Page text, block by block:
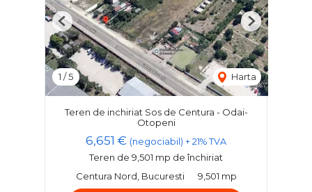
1 /5 Harta
Previous Next
Teren de inchiriat Sos de Centura - Odai-
Otopeni
6,651 € (negociabil) + 21% TVA
Teren de 9,501 mp de închiriat
Centura Nord, Bucuresti
9,501 mp